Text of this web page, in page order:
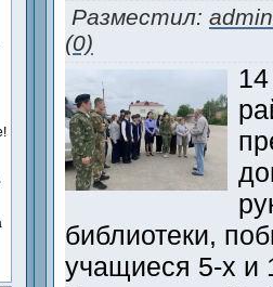
Разместил: admin
(0)
библиотеки,
учащиеся 5-х и